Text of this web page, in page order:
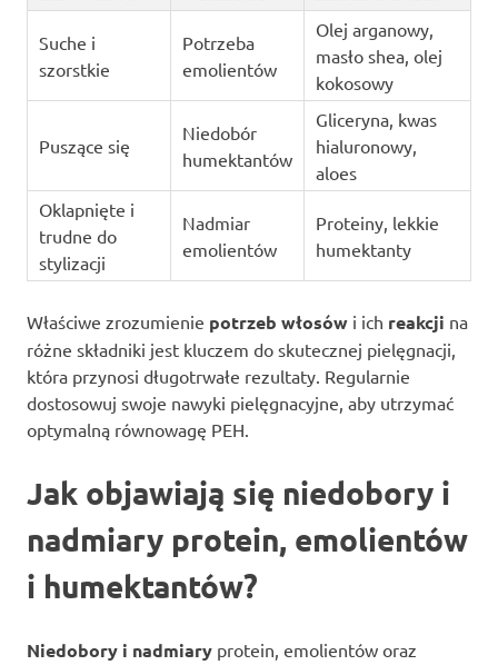
Suche i
szorstkie
Potrzeba
emolientów
Olej arganowy,
masło shea, olej
kokosowy
Puszące się
Niedobór
humektantów
Gliceryna, kwas
hialuronowy,
aloes
Oklapnięte i
trudne do
stylizacji
Nadmiar
emolientów
Proteiny, lekkie
humektanty
Właściwe zrozumienie potrzeb włosów i ich reakcji na
różne składniki jest kluczem do skutecznej pielęgnacji,
która przynosi długotrwałe rezultaty. Regularnie
dostosowuj swoje nawyki pielęgnacyjne, aby utrzymać
optymalną równowagę PEH.
Jak objawiają się niedobory i
nadmiary protein, emolientów
i humektantów?
Niedobory i nadmiary protein, emolientów oraz